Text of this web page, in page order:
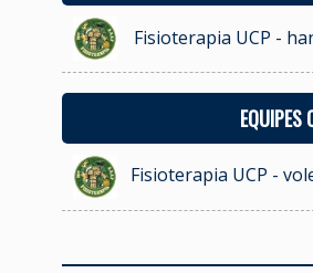
Fisioterapia UCP -
EQUIPES
Fisioterapia UCP -